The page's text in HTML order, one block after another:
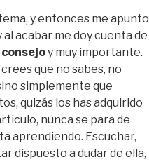
y entonces me apunto
acabar me doy cuenta de
consejoy muy importante.
que no sabes, no
simplemente que
quizás los has adquirido
nunca se para de
aprendiendo. Escuchar,
dispuesto a dudar de ella,